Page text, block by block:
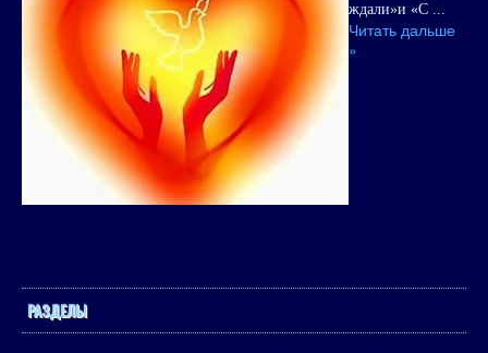
ждали»и «С ...
Читать дальше
»
РАЗДЕЛЫ